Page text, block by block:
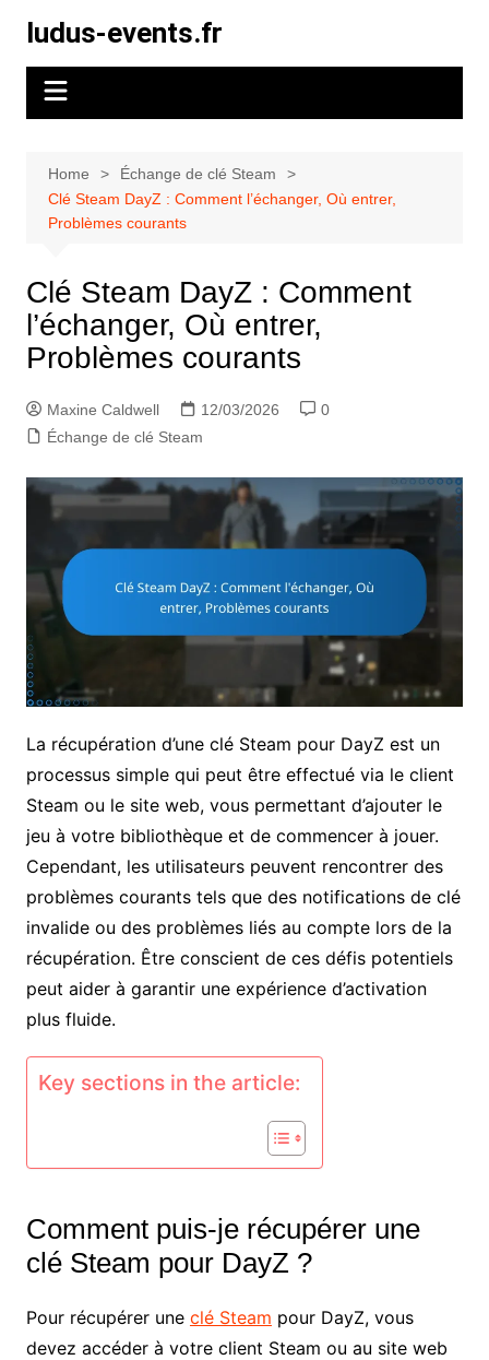
content
ludus-events.fr
Home
Échange de clé Steam
Clé Steam DayZ : Comment l’échanger, Où entrer,
Problèmes courants
Clé Steam DayZ : Comment
l’échanger, Où entrer,
Problèmes courants
Maxine Caldwell 12/03/2026
0
Échange de clé Steam
La récupération d’une clé Steam pour DayZ est un
processus simple qui peut être effectué via le client
Steam ou le site web, vous permettant d’ajouter le
jeu à votre bibliothèque et de commencer à jouer.
Cependant, les utilisateurs peuvent rencontrer des
problèmes courants tels que des notifications de clé
invalide ou des problèmes liés au compte lors de la
récupération. Être conscient de ces défis potentiels
peut aider à garantir une expérience d’activation
plus fluide.
Key sections in the article:
Comment puis-je récupérer une
clé Steam pour DayZ ?
Pour récupérer une clé Steam pour DayZ, vous
devez accéder à votre client Steam ou au site web